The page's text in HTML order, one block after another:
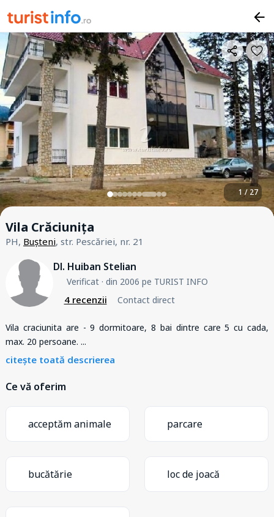
1 / 27
Vila Crăciunița
PH, Bușteni, str. Pescăriei, nr. 21
Dl. Huiban Stelian
Verificat· din 2006 pe TURIST INFO
4 recenzii Contact direct
Vila craciunita are - 9 dormitoare, 8 bai dintre care 5 cu cada,
max. 20 persoane. ...
citește toată descrierea
Ce vă oferim
acceptăm animale parcare
bucătărie loc de joacă